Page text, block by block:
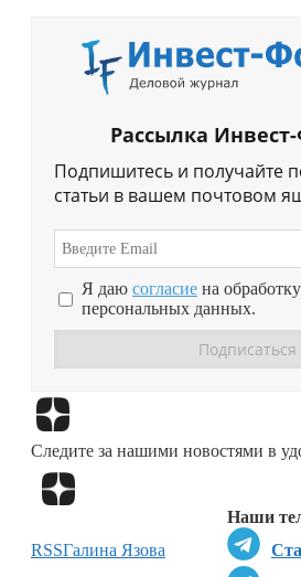
Рассылка
Подпишитесь и получайте
статьи в вашем почтовом
Я даю согласие на
персональных данных.
Следите за нашими новостями в
Наши
RSSГалина Язова